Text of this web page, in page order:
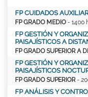
FP CUIDADOS
FP GRADO MEDIO - 1400
FP GESTIÓN Y
PAISAJÍSTICOS A
FP GRADO SUPERIOR A
FP GESTIÓN Y
PAISAJÍSTICOS
FP GRADO SUPERIOR -
FP ANÁLISIS Y